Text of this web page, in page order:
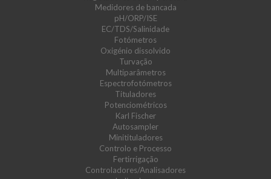
Medidores de bancada
pH/ORP/ISE
EC/TDS/Salinidade
Fotómetros
Oxigénio dissolvido
Turvação
Multiparâmetros
Espectrofotómetros
Tituladores
Potenciométricos
Karl Fischer
Autosampler
Minitituladores
Controlo e Processo
Fertirrigação
Controladores/Analisadores